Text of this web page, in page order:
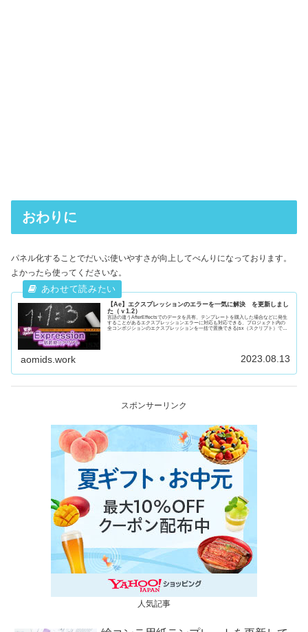
おわりに
パネル化することでだいぶ使いやすさが向上してべんりになっております。
よかったら使ってくださいな。
【Ae】エクスプレッションのエラーを一気に解決 を更新しまし
た（ｖ1.2）
言語の違うAfterEffectsでのデータを共有、テンプレートを購入した場合などに発生
することがあるエクスプレッションエラーに対応も対応できる、プロジェクト内の
全コンポジションのエクスプレッションを一括で置換できるjsx（スクリプト）で
aomids.work 2023.08.13
スポンサーリンク
人気記事